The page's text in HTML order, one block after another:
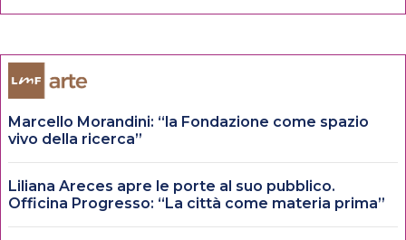
Marcello Morandini: “la Fondazione come spazio
vivo della ricerca”
Liliana Areces apre le porte al suo pubblico.
Officina Progresso: “La città come materia prima”